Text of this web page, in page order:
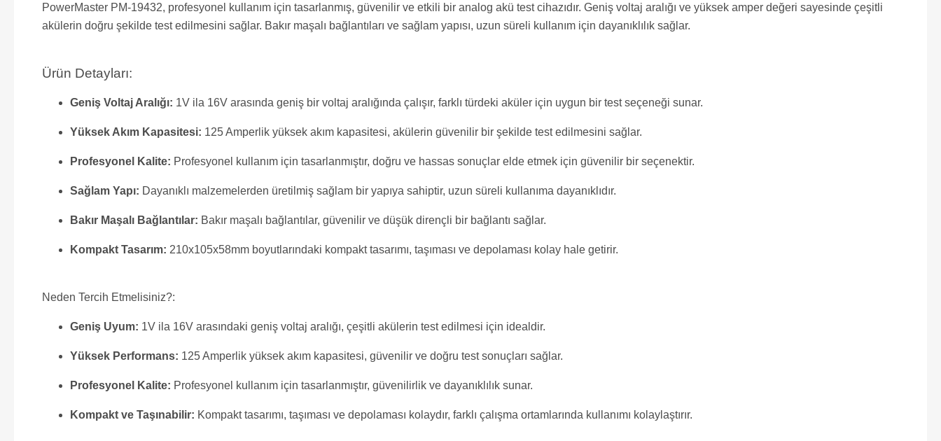
PowerMaster PM-19432, profesyonel kullanım için tasarlanmış, güvenilir ve etkili bir analog akü test cihazıdır. Geniş voltaj aralığı ve yüksek amper değeri sayesinde çeşitli
akülerin doğru şekilde test edilmesini sağlar. Bakır maşalı bağlantıları ve sağlam yapısı, uzun süreli kullanım için dayanıklılık sağlar.
Ürün Detayları:
Geniş Voltaj Aralığı: 1V ila 16V arasında geniş bir voltaj aralığında çalışır, farklı türdeki aküler için uygun bir test seçeneği sunar.
Yüksek Akım Kapasitesi: 125 Amperlik yüksek akım kapasitesi, akülerin güvenilir bir şekilde test edilmesini sağlar.
Profesyonel Kalite: Profesyonel kullanım için tasarlanmıştır, doğru ve hassas sonuçlar elde etmek için güvenilir bir seçenektir.
Sağlam Yapı: Dayanıklı malzemelerden üretilmiş sağlam bir yapıya sahiptir, uzun süreli kullanıma dayanıklıdır.
Bakır Maşalı Bağlantılar: Bakır maşalı bağlantılar, güvenilir ve düşük dirençli bir bağlantı sağlar.
Kompakt Tasarım: 210x105x58mm boyutlarındaki kompakt tasarımı, taşıması ve depolaması kolay hale getirir.
Neden Tercih Etmelisiniz?:
Geniş Uyum: 1V ila 16V arasındaki geniş voltaj aralığı, çeşitli akülerin test edilmesi için idealdir.
Yüksek Performans: 125 Amperlik yüksek akım kapasitesi, güvenilir ve doğru test sonuçları sağlar.
Profesyonel Kalite: Profesyonel kullanım için tasarlanmıştır, güvenilirlik ve dayanıklılık sunar.
Kompakt ve Taşınabilir: Kompakt tasarımı, taşıması ve depolaması kolaydır, farklı çalışma ortamlarında kullanımı kolaylaştırır.